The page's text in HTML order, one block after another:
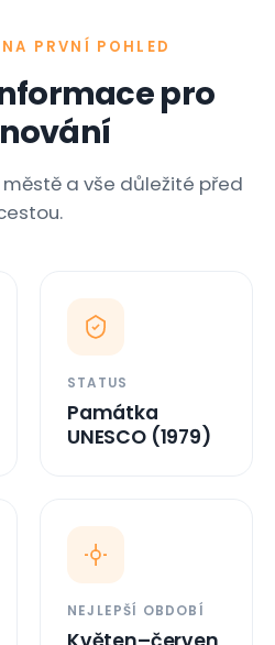
PRVNÍ POHLED
pro
a vše důležité před
STATUS
Památka
UNESCO (1979)
NEJLEPŠÍ OBDOBÍ